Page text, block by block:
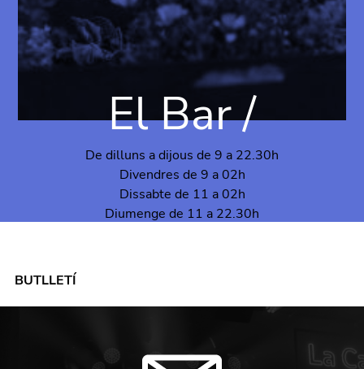
El Bar /
De dilluns a dijous de 9 a 22.30h
Divendres de 9 a 02h
Dissabte de 11 a 02h
Diumenge de 11 a 22.30h
BUTLLETÍ